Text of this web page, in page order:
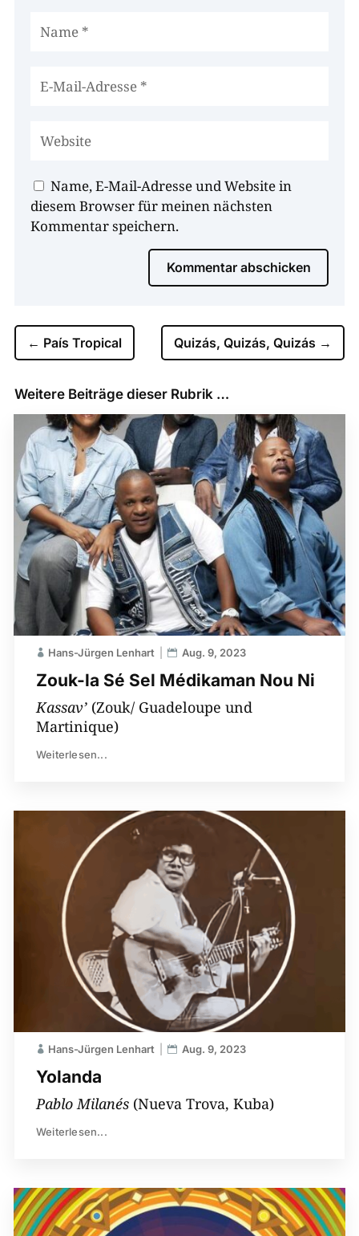
Name, E-Mail-Adresse und Website in
diesem Browser für meinen nächsten
Kommentar speichern.
Kommentar abschicken
← País Tropical Quizás, Quizás, Quizás →
Weitere Beiträge dieser Rubrik …
Zouk-la Sé Sel Médikaman Nou Ni
Hans-Jürgen Lenhart Aug. 9, 2023
Kassav’ (Zouk/ Guadeloupe und
Martinique)
Weiterlesen...
Yolanda
Hans-Jürgen Lenhart Aug. 9, 2023
Pablo Milanés (Nueva Trova, Kuba)
Weiterlesen...